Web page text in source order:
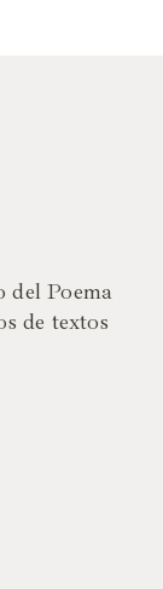
del Poema
de textos